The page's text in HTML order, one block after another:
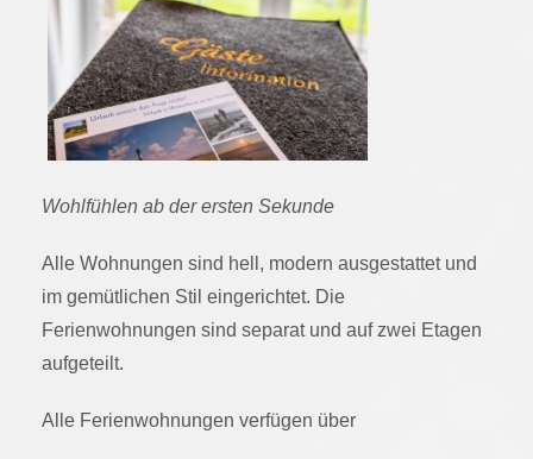
Wohlfühlen ab der ersten Sekunde
Alle Wohnungen sind hell, modern ausgestattet und
im gemütlichen Stil eingerichtet. Die
Ferienwohnungen sind separat und auf zwei Etagen
aufgeteilt.
Alle Ferienwohnungen verfügen über